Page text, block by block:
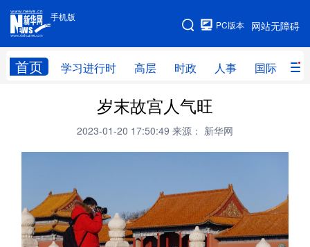
手机版
网站无障碍
PC版本
首页 学习进行时 高层 时政 人事 国际 财
手机版
网站地图
高层 时政
财经 网评
科技 量子
文化 书画 健康 军事
岁末故宫人气旺
2023-01-20 17:50:49 来源： 新华网